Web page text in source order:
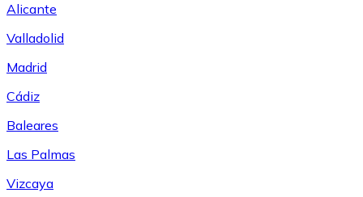
Alicante
Valladolid
Madrid
Cádiz
Baleares
Las Palmas
Vizcaya